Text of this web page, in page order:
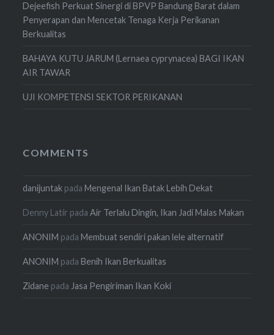
Dejeefish Perkuat Sinergi di BPVP Bandung Barat dalam
Penyerapan dan Mencetak Tenaga Kerja Perikanan
Berkualitas
BAHAYA KUTU JARUM (Lernaea cyprynacea) BAGI IKAN
AIR TAWAR
UJI KOMPETENSI SEKTOR PERIKANAN
COMMENTS
danijuntak padaMengenal Ikan Batak Lebih Dekat
Denny Latir padaAir Terlalu Dingin, Ikan Jadi Malas Makan
ANONIM padaMembuat sendiri pakan lele alternatif
ANONIM padaBenih Ikan Berkualitas
Zidane pada Jasa Pengiriman Ikan Koki